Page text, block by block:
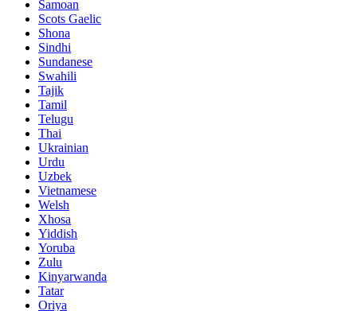
Samoan
Scots Gaelic
Shona
Sindhi
Sundanese
Swahili
Tajik
Tamil
Telugu
Thai
Ukrainian
Urdu
Uzbek
Vietnamese
Welsh
Xhosa
Yiddish
Yoruba
Zulu
Kinyarwanda
Tatar
Oriya